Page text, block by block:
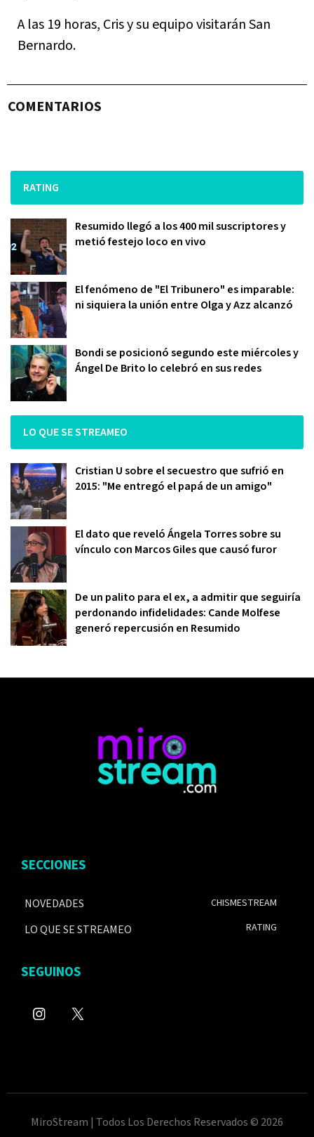
A las 19 horas, Cris y su equipo visitarán San
Bernardo.
COMENTARIOS
RATING
Resumido llegó a los 400 mil suscriptores y
metió festejo loco en vivo
El fenómeno de "El Tribunero" es imparable:
ni siquiera la unión entre Olga y Azz alcanzó
Bondi se posicionó segundo este miércoles y
Ángel De Brito lo celebró en sus redes
LO QUE SE STREAMEO
Cristian U sobre el secuestro que sufrió en
2015: "Me entregó el papá de un amigo"
El dato que reveló Ángela Torres sobre su
vínculo con Marcos Giles que causó furor
De un palito para el ex, a admitir que seguiría
perdonando infidelidades: Cande Molfese
generó repercusión en Resumido
SECCIONES
NOVEDADES
LO QUE SE STREAMEO
CHISMESTREAM
RATING
SEGUINOS
MiroStream | Todos Los Derechos Reservados © 2026